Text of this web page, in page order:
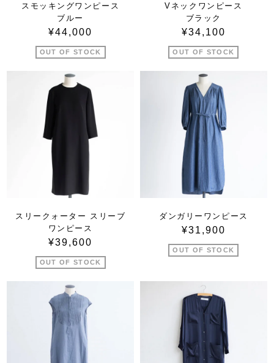
スモッキングワンピース
ブルー
¥44,000
OUT OF STOCK
Vネックワンピース
ブラック
¥34,100
OUT OF STOCK
スリークォーター スリーブ
ワンピース
¥39,600
OUT OF STOCK
ダンガリーワンピース
¥31,900
OUT OF STOCK